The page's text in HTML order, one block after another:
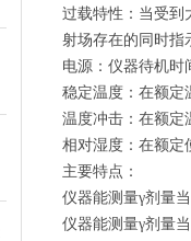
过载特性：当受到
射场存在的同时指
电源：仪器待机时
稳定温度：在额定
温度冲击：在额定
相对湿度：在额定
主要特点：
仪器能测量γ剂量
仪器能测量γ剂量